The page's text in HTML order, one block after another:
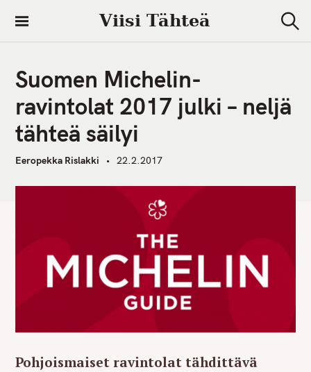
i
Viisi Tähteä
e
Suomen Michelin-
ravintolat 2017 julki – neljä
tähteä säilyi
Eeropekka Rislakki 22.2.2017
Pohjoismaiset ravintolat tähdittävä